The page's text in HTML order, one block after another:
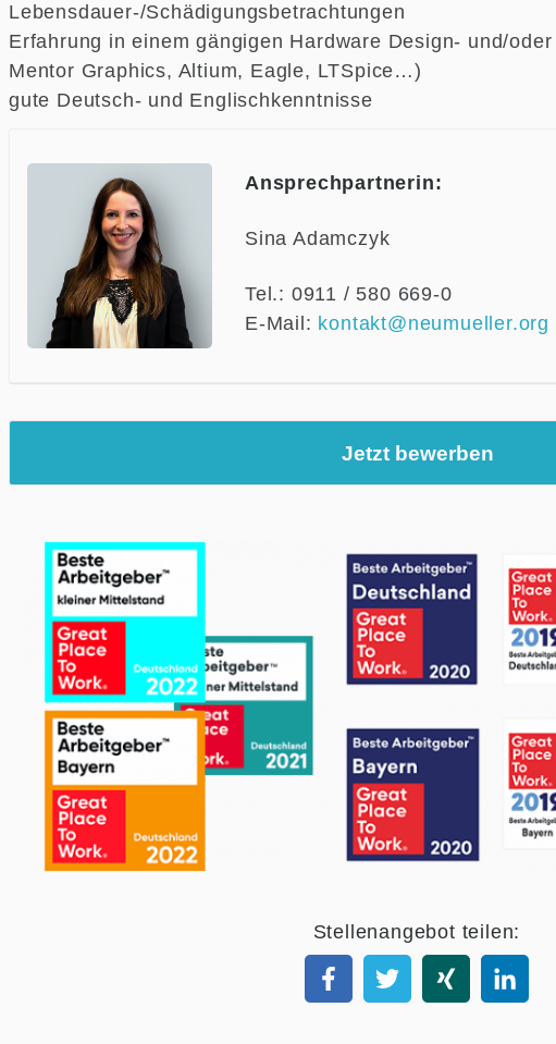
Lebensdauer-/Schädigungsbetrachtungen
Erfahrung in einem gängigen Hardware Design- und/
Mentor Graphics, Altium, Eagle, LTSpice…)
gute Deutsch- und Englischkenntnisse
Ansprechpartnerin:
Sina Adamczyk
Tel.: 0911 / 580 669-0
E-Mail: kontakt@neumueller.org
Jetzt bewerben
Stellenangebot teilen: